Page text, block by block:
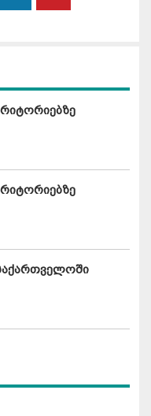
საქართველოში